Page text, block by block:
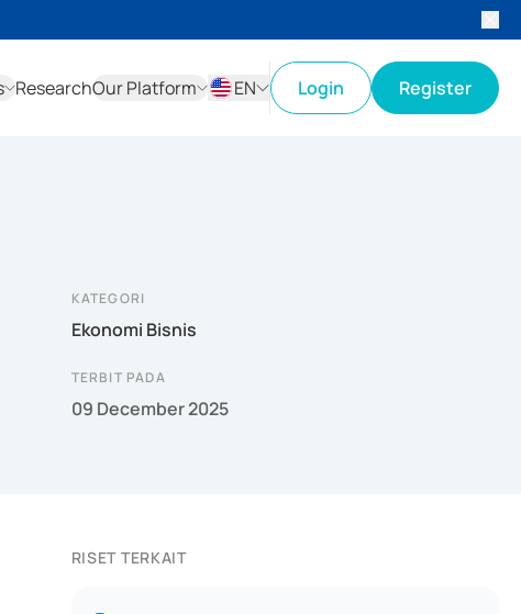
ResearchOur Platform
EN
Login Register
KATEGORI
Ekonomi Bisnis
TERBIT PADA
09 December 2025
RISET TERKAIT